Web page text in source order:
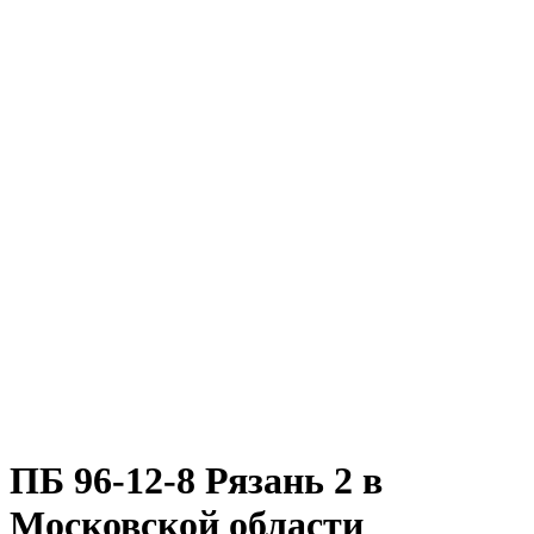
ПБ 96-12-8 Рязань 2 в
Московской области